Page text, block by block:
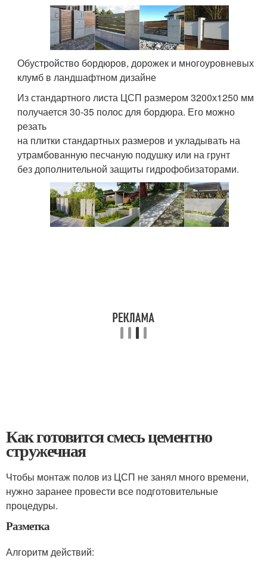
Обустройство бордюров, дорожек и многоуровневых
клумб в ландшафтном дизайне
Из стандартного листа ЦСП размером 3200х1250 мм
получается 30-35 полос для бордюра. Его можно
резать
на плитки стандартных размеров и укладывать на
утрамбованную песчаную подушку или на грунт
без дополнительной защиты гидрофобизаторами.
Как готовится смесь цементно
стружечная
Чтобы монтаж полов из ЦСП не занял много времени,
нужно заранее провести все подготовительные
процедуры.
Разметка
Алгоритм действий: